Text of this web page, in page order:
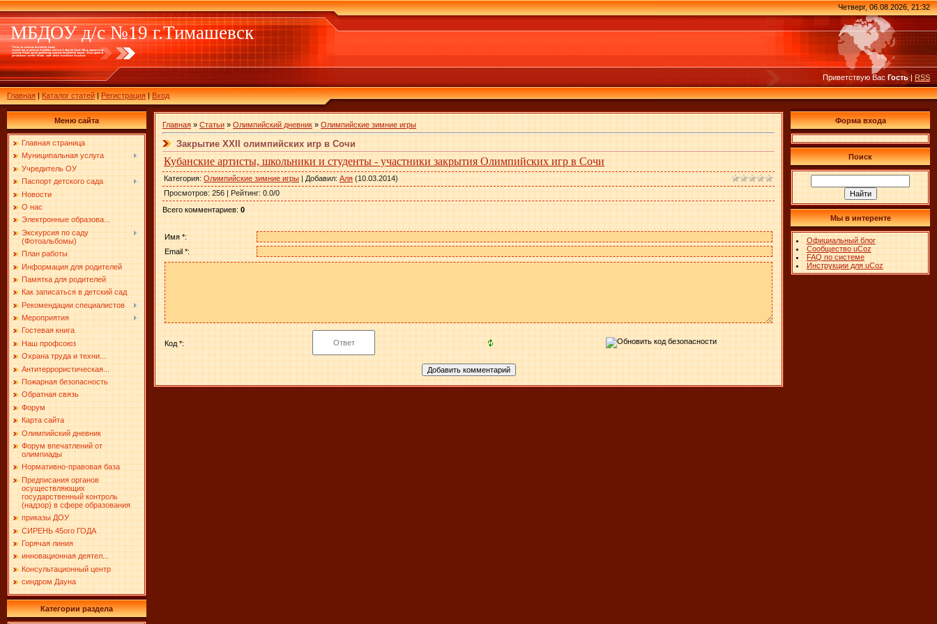
МБДОУ д/с №19 г.Тимашевск
Главная|Каталог статей|Регистрация|Вход
Четверг, 06.08.2026, 21:32
Приветствую Вас Гость|RSS
Меню сайта
Главная страница
Муниципальная услуга
Учредитель ОУ
Паспорт детского сада
Новости
О нас
Электронные образова...
Экскурсия по саду
(Фотоальбомы)
План работы
Информация для родителей
Памятка для родителей
Как записаться в детский сад
Рекомендации специалистов
Мероприятия
Гостевая книга
Наш профсоюз
Охрана труда и техни...
Антитеррористическая...
Пожарная безопасность
Обратная связь
Форум
Карта сайта
Олимпийский дневник
Форум впечатлений от
олимпиады
Нормативно-правовая база
Предписания органов
осуществляющих
государственный контроль
(надзор) в сфере образования
приказы ДОУ
СИРЕНЬ 45ого ГОДА
Горячая линия
инновационная деятел...
Консультационный центр
синдром Дауна
Категории раздела
Главная » Статьи » Олимпийский дневник » Олимпийские зимние игры
Закрытие XXII олимпийских игр в Сочи
Кубанские артисты, школьники и студенты - участники закрытия Олимпийских игр в Сочи
Категория: Олимпийские зимние игры | Добавил: Аля (10.03.2014)
Просмотров: 256 | Рейтинг: 0.0/0
Всего комментариев: 0
Имя *:
Email *:
Код *:
Форма входа
Поиск
Мы в интеренте
Официальный блог
Сообщество uCoz
FAQ по системе
Инструкции для uCoz